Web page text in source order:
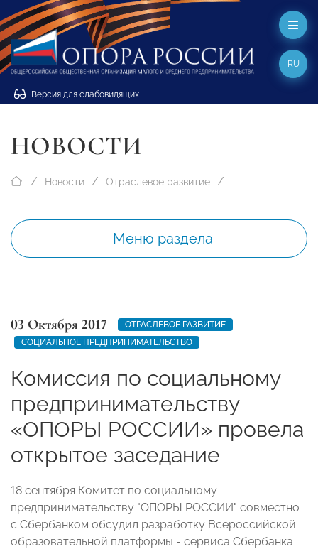
Версия для слабовидящих
RU
НОВОСТИ
Новости Отраслевое развитие
Меню раздела
03 Октября 2017
ОТРАСЛЕВОЕ РАЗВИТИЕ
СОЦИАЛЬНОЕ ПРЕДПРИНИМАТЕЛЬСТВО
Комиссия по социальному
предпринимательству
«ОПОРЫ РОССИИ» провела
открытое заседание
18 сентября Комитет по социальному
предпринимательству "ОПОРЫ РОССИИ" совместно
с Сбербанком обсудил разработку Всероссийской
образовательной платформы - сервиса Сбербанка